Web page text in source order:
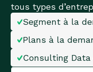
tous types
Segment à la
Plans à la
Consulting